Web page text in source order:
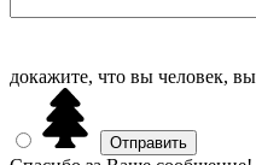
докажите, что вы человек,